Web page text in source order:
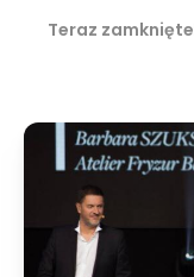
Teraz zamknięte